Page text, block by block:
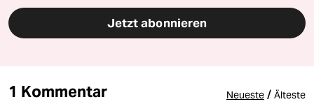
Jetzt abonnieren
1 Kommentar Neueste / Älteste